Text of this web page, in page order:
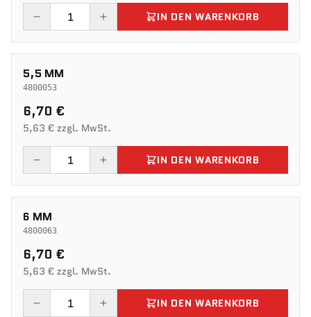
IN DEN WARENKORB
5,5 MM
4800053
6,70 €
5,63 € zzgl. MwSt.
IN DEN WARENKORB
6 MM
4800063
6,70 €
5,63 € zzgl. MwSt.
IN DEN WARENKORB